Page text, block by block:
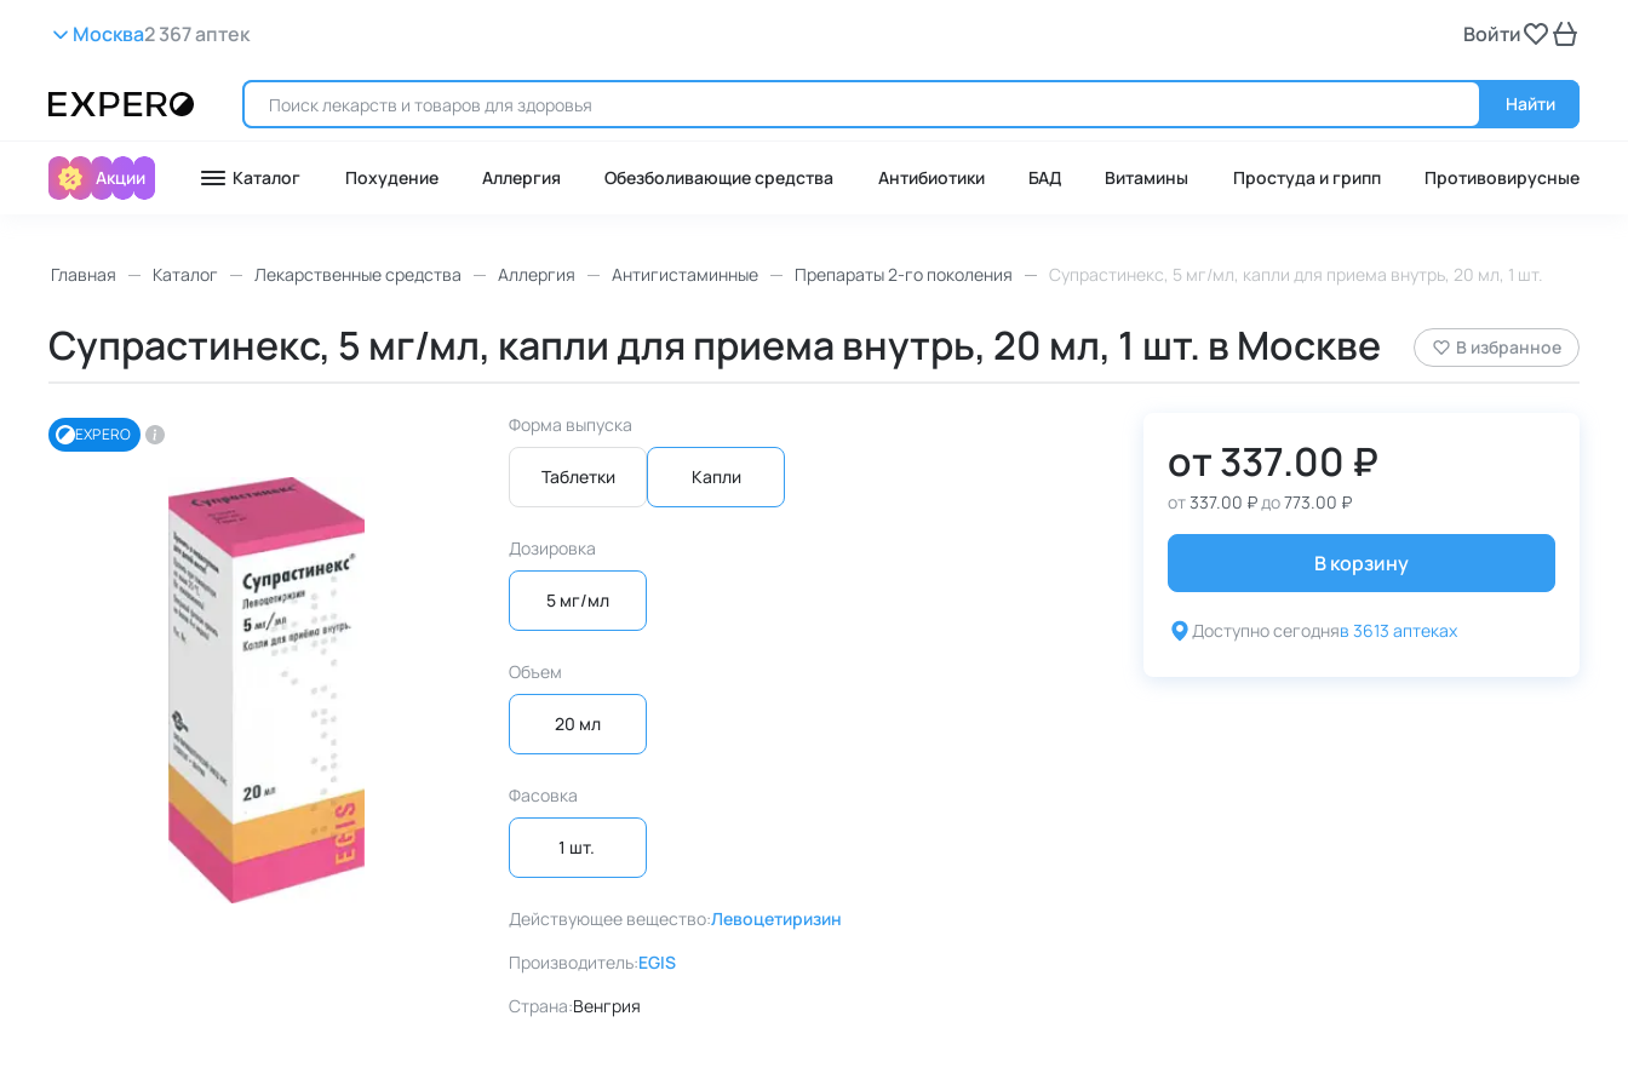
Москва2 367 аптек Войти
Найти
Акции Каталог Похудение Аллергия Обезболивающие средства Антибиотики БАД Витамины Простуда и грипп Противовирусные
Главная Каталог Лекарственные средства Аллергия Антигистаминные Препараты 2-го поколения Супрастинекс, 5 мг/мл, капли для приема внутрь, 20 мл, 1 шт.
Супрастинекс, 5 мг/мл, капли для приема внутрь, 20 мл, 1 шт. в Москве В избранное
EXPERO Форма выпуска
Таблетки Капли
Дозировка
5 мг/мл
Объем
20 мл
Фасовка
1 шт.
Действующее вещество:Левоцетиризин
Производитель:EGIS
Страна:Венгрия
от337.00 ₽
от337.00 ₽до773.00 ₽
В корзину
Доступно сегодняв 3613 аптеках